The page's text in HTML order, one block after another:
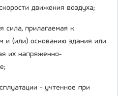
движения воздуха;
сила, прилагаемая к
и (или) основанию здания или
их напряженно-
- учтенное при